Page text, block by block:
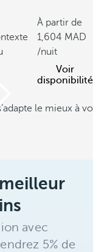
À partir de
1,604
/nuit
Voir
disponibilité
le mieux à
avec
5% de